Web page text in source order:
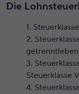
Die
Steuerklasse V